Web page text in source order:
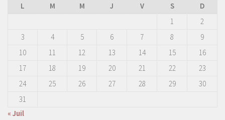
L
M M J V S
D
1
2
3
4 5 6 7 8
9
10
11 12 13 14 15
16
17
18 19 20 21 22
23
24
25 26 27 28 29
30
31
« Juil